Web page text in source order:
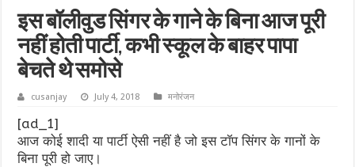
इस बॉलीवुड सिंगर के गाने के बिना आज पूरी
नहीं होती पार्टी, कभी स्कूल के बाहर पापा
बेचते थे समोसे
cusanjay July 4, 2018 मनोरंजन
[ad_1]
आज कोई शादी या पार्टी ऐसी नहीं है जो इस टॉप सिंगर के गानों के
बिना पूरी हो जाए।